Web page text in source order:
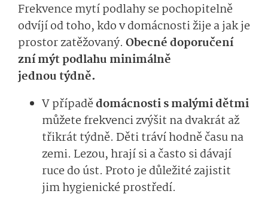
Frekvence mytí podlahy se pochopitelně
odvíjí od toho, kdo v domácnosti žije a jak je
prostor zatěžovaný. Obecné doporučení
zní mýt podlahu minimálně
jednou týdně.
V případědomácnosti s malými dětmi
můžete frekvenci zvýšit na dvakrát až
třikrát týdně. Děti tráví hodně času na
zemi. Lezou, hrají si a často si dávají
ruce do úst. Proto je důležité zajistit
jim hygienické prostředí.